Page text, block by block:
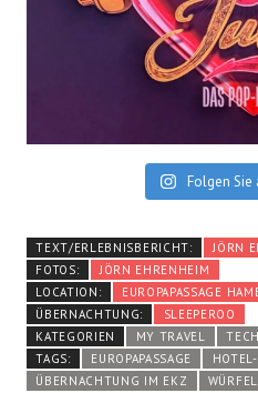
Folgen Sie
TEXT/ERLEBNISBERICHT:
JÖRN
FOTOS:
JÖRN EHRENHEIM
LOCATION:
EUROPAPASSAGE
ÜBERNACHTUNG:
SLEEPEROO
KATEGORIEN
MY TRAVEL TECH
TAGS:
EUROPAPASSAGE
ÜBERNACHTUNG IM EKZ
WÜRFEL